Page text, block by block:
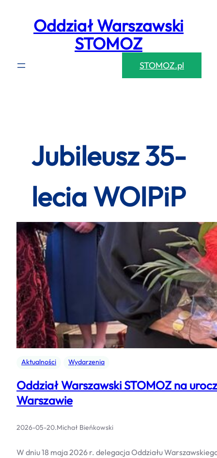
Oddział Warszawski
STOMOZ
STOMOZ.pl
Jubileusz 35-
lecia WOIPiP
Aktualności Wydarzenia
Oddział Warszawski STOMOZ na
Warszawie
2026-05-20.Michał Bieńkowski
W dniu 18 maja 2026 r. delegacja Oddziału